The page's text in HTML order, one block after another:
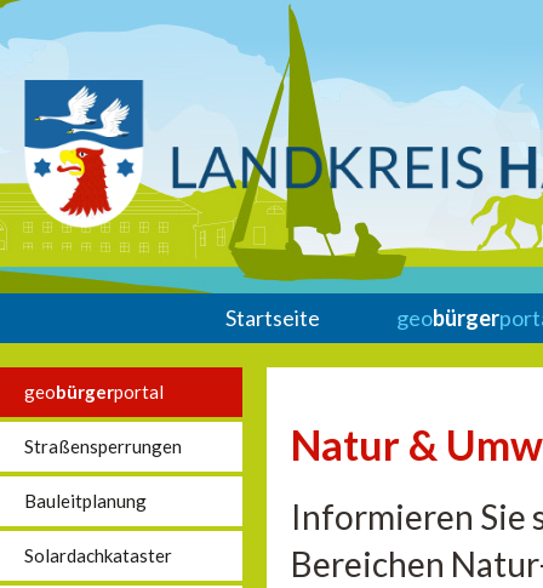
Startseite geobürger
geobürgerportal
Straßensperrungen
Bauleitplanung
Solardachkataster
Natur &
Informieren Sie
Bereichen